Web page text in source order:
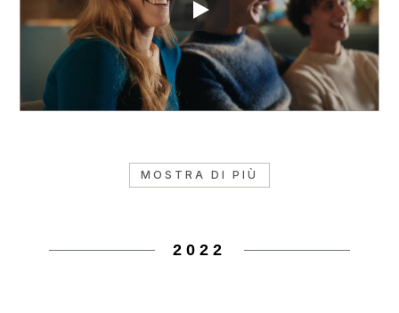
MOSTRA DI PIÙ
2022